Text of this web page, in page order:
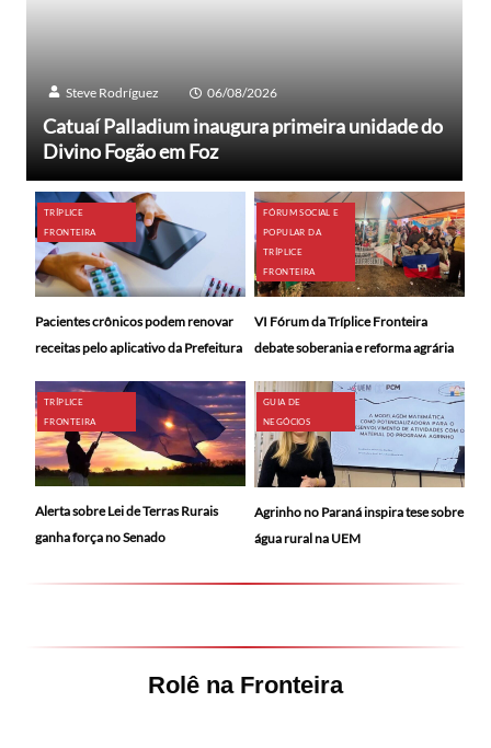
Steve Rodríguez 06/08/2026
Catuaí Palladium inaugura primeira unidade do
Divino Fogão em Foz
TRÍPLICE
FRONTEIRA
Pacientes crônicos podem renovar
receitas pelo aplicativo da Prefeitura
FÓRUM SOCIAL E
POPULAR DA
TRÍPLICE
FRONTEIRA
VI Fórum da Tríplice Fronteira
debate soberania e reforma agrária
TRÍPLICE
FRONTEIRA
Alerta sobre Lei de Terras Rurais
ganha força no Senado
GUIA DE
NEGÓCIOS
Agrinho no Paraná inspira tese sobre
água rural na UEM
Rolê na Fronteira